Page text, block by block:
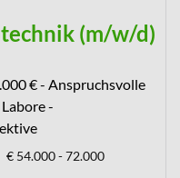
(m/w/d)
€ - Anspruchsvolle
-
€ 54.000 - 72.000